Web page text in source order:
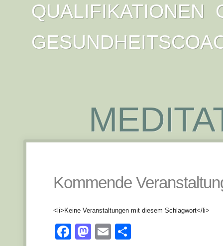
QUALIFIKATIONEN
Kommende
<li>Keine Veranstaltungen mit diesem Schlagwort</li>
Facebook
Mastodon
Email